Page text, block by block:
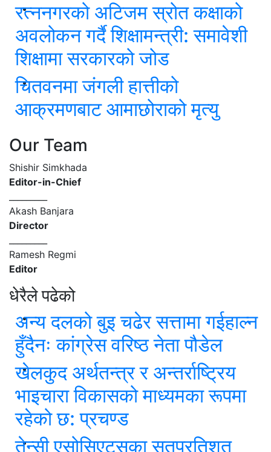
रत्ननगरको अटिजम स्रोत कक्षाको
अवलोकन गर्दै शिक्षामन्त्री: समावेशी
शिक्षामा सरकारको जोड
चितवनमा जंगली हात्तीको
आक्रमणबाट आमाछोराको मृत्यु
Our Team
Shishir Simkhada
Editor-in-Chief
Akash Banjara
Director
Ramesh Regmi
Editor
धेरैले पढेको
अन्य दलको बुइ चढेर सत्तामा गईहाल्न
हुँदैनः कांग्रेस वरिष्ठ नेता पौडेल
खेलकुद अर्थतन्त्र र अन्तर्राष्ट्रिय
भाइचारा विकासको माध्यमका रूपमा
रहेको छ: प्रचण्ड
तेन्सी एसोसिएट्सका सतप्रतिशत